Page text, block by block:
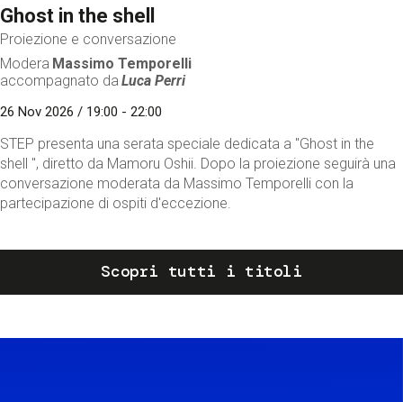
Ghost in the shell
Proiezione e conversazione
Modera Massimo Temporelli
accompagnato da Luca Perri
26 Nov 2026 / 19:00 - 22:00
STEP presenta una serata speciale dedicata a "Ghost in the
shell ", diretto da Mamoru Oshii. Dopo la proiezione seguirà una
conversazione moderata da Massimo Temporelli con la
partecipazione di ospiti d'eccezione.
Scopri tutti i titoli